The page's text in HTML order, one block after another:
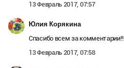
13 Февраль 2017, 07:57
Юлия Корякина
Спасибо всем за комментарии!!
13 Февраль 2017, 07:58